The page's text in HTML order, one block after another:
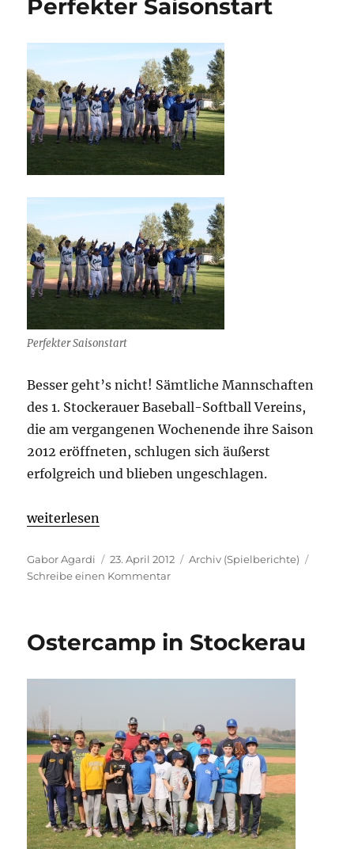
Offensivfeuerwerk
Perfekter Saisonstart
Perfekter Saisonstart
Besser geht’s nicht! Sämtliche Mannschaften
des 1. Stockerauer Baseball-Softball Vereins,
die am vergangenen Wochenende ihre Saison
2012 eröffneten, schlugen sich äußerst
erfolgreich und blieben ungeschlagen.
„Perfekter Saisonstart“
weiterlesen
Autor
Gabor Agardi
Veröffentlicht
am
23. April 2012 Kategorien
Archiv (Spielberichte)
Schreibe einen Kommentarzu
Ostercamp in Stockerau